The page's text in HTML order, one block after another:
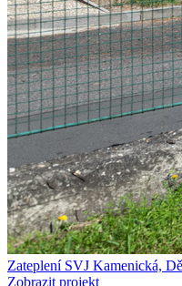
Zateplení SVJ Kamenická,
Zobrazit projekt